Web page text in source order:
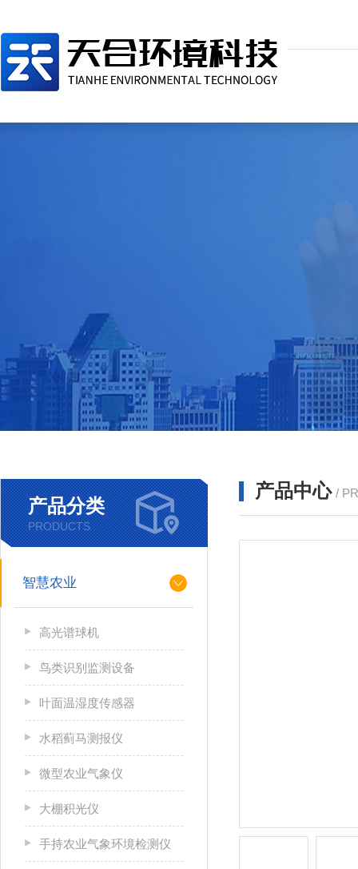
产品分类
PRODUCTS
智慧农业
高光谱球机
鸟类识别监测设备
叶面温湿度传感器
水稻蓟马测报仪
微型农业气象仪
大棚积光仪
手持农业气象环境检测仪
产品中心 /